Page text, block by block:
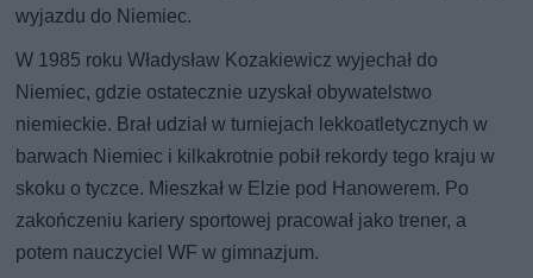
wyjazdu do Niemiec.
W 1985 roku Władysław Kozakiewicz wyjechał do
Niemiec, gdzie ostatecznie uzyskał obywatelstwo
niemieckie. Brał udział w turniejach lekkoatletycznych w
barwach Niemiec i kilkakrotnie pobił rekordy tego kraju w
skoku o tyczce. Mieszkał w Elzie pod Hanowerem. Po
zakończeniu kariery sportowej pracował jako trener, a
potem nauczyciel WF w gimnazjum.